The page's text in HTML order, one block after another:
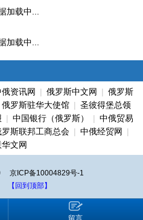
加载中...
加载中...
俄资讯网 | 俄罗斯中文网 | 俄罗斯
俄罗斯驻华大使馆 | 圣彼得堡总领
| 中国银行（俄罗斯） | 中俄贸易
罗斯联邦工商总会 | 中俄经贸网 |
文网
京ICP备10004829号-1
【回到顶部】
留言